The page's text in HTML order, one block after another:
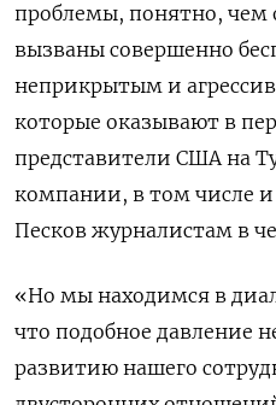
проблемы, понятно,
вызваны совершенно
неприкрытым и
которые оказывают в
представители США на
компании, в том числе
Песков журналистам в
«Но мы находимся в
что подобное давление
развитию нашего